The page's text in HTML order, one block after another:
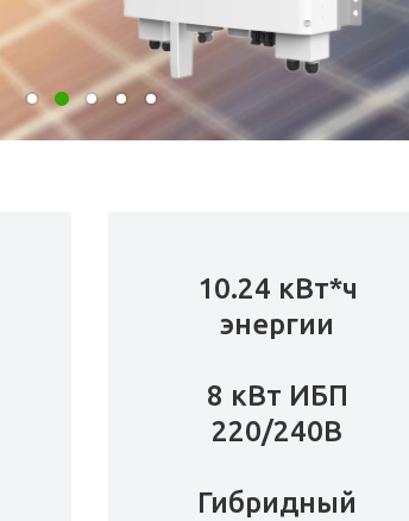
10.24 кВт*ч
энергии
8 кВт ИБП
220/240В
Гибридный